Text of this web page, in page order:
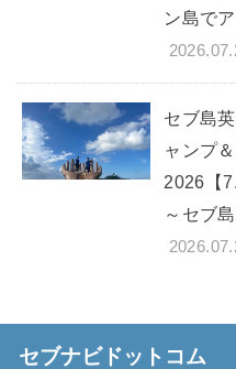
ン島で
セブ島
ャンプ
2026【
～セブ
セブナビドットコム